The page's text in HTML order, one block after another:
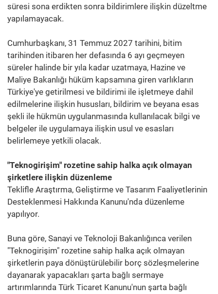
süresi sona erdikten sonra bildirimlere ilişkin düzeltme
yapılamayacak.
Cumhurbaşkanı, 31 Temmuz 2027 tarihini, bitim
tarihinden itibaren her defasında 6 ayı geçmeyen
süreler halinde bir yıla kadar uzatmaya, Hazine ve
Maliye Bakanlığı hüküm kapsamına giren varlıkların
Türkiye'ye getirilmesi ve bildirimi ile işletmeye dahil
edilmelerine ilişkin hususları, bildirim ve beyana esas
şekli ile hükmün uygulanmasında kullanılacak bilgi ve
belgeler ile uygulamaya ilişkin usul ve esasları
belirlemeye yetkili olacak.
"Teknogirişim" rozetine sahip halka açık olmayan
şirketlere ilişkin düzenleme
Teklifle Araştırma, Geliştirme ve Tasarım Faaliyetlerinin
Desteklenmesi Hakkında Kanunu'nda düzenleme
yapılıyor.
Buna göre, Sanayi ve Teknoloji Bakanlığınca verilen
"Teknogirişim" rozetine sahip halka açık olmayan
şirketlerin paya dönüştürülebilir borç sözleşmelerine
dayanarak yapacakları şarta bağlı sermaye
artırımlarında Türk Ticaret Kanunu'nun şarta bağlı